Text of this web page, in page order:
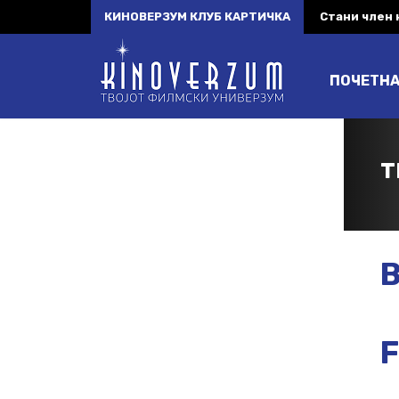
КИНОВЕРЗУМ КЛУБ КАРТИЧКА Стани член
ПОЧЕТНА